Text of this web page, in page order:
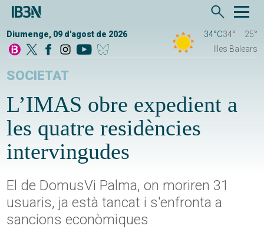
Diumenge, 09 d'agost de 2026 34°C34°
25°
Illes Balears
SOCIETAT
L’IMAS obre expedient a
les quatre residències
intervingudes
El de DomusVi Palma, on moriren 31
usuaris, ja està tancat i s'enfronta a
sancions econòmiques